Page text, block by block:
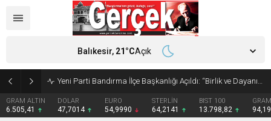
Yeni Parti Bandırma İlçe Başkanlığı Açıldı: “Birlik ve Dayanışmayla Yola Çıkıyoruz”
GRAM ALTIN
6.505,41
DOLAR
47,7014
EURO
54,9990
STERLİN
64,2141
BIST 100
13.798,82
Balıkesir, 21°CAçık